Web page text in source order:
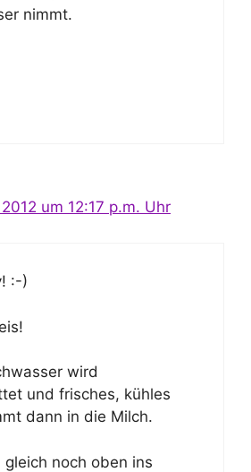
nimmt.
um 12:17 p.m. Uhr
:-)
wird
und frisches, kühles
dann in die Milch.
gleich noch oben ins